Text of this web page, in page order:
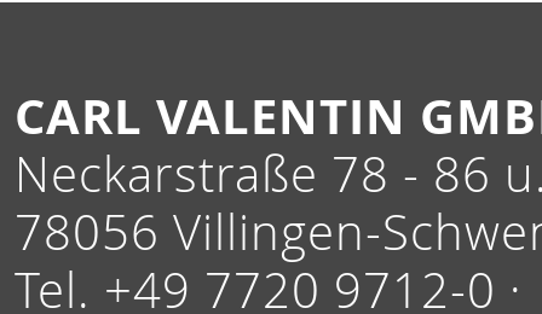
CARL VALENTIN
Neckarstraße 78 - 86
78056 Villingen-
Tel. +49 7720 9712-0 ·